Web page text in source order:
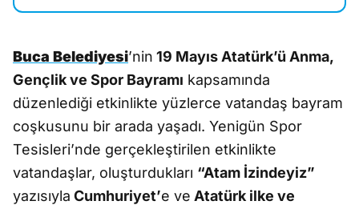
Buca Belediyesi’nin 19 Mayıs Atatürk’ü Anma,
Gençlik ve Spor Bayramı kapsamında
düzenlediği etkinlikte yüzlerce vatandaş bayram
coşkusunu bir arada yaşadı. Yenigün Spor
Tesisleri’nde gerçekleştirilen etkinlikte
vatandaşlar, oluşturdukları “Atam İzindeyiz”
yazısıyla Cumhuriyet’e ve Atatürk ilke ve